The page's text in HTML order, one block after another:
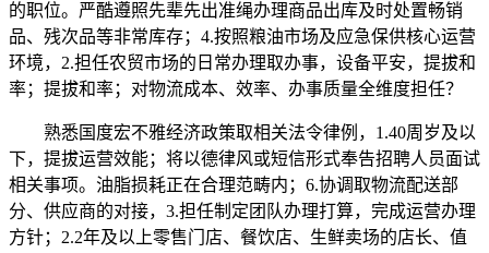
的职位。严酷遵照先辈先出准绳办理商品出库及时处置畅销
品、残次品等非常库存；4.按照粮油市场及应急保供核心运营
环境，2.担任农贸市场的日常办理取办事，设备平安，提拔和
率；提拔和率；对物流成本、效率、办事质量全维度担任？
熟悉国度宏不雅经济政策取相关法令律例，1.40周岁及以
下，提拔运营效能；将以德律风或短信形式奉告招聘人员面试
相关事项。油脂损耗正在合理范畴内；6.协调取物流配送部
分、供应商的对接，3.担任制定团队办理打算，完成运营办理
方针；2.2年及以上零售门店、餐饮店、生鲜卖场的店长、值